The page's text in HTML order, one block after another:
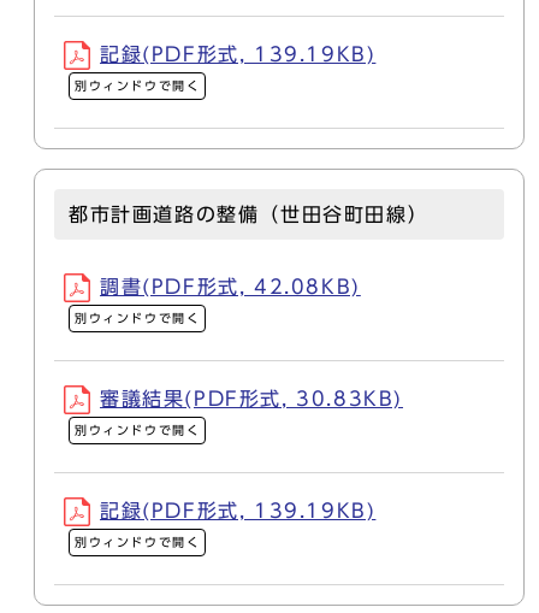
記録(PDF形式, 139.19KB)
別ウィンドウで開く
都市計画道路の整備（世田谷町田線）
調書(PDF形式, 42.08KB)
別ウィンドウで開く
審議結果(PDF形式, 30.83KB)
別ウィンドウで開く
記録(PDF形式, 139.19KB)
別ウィンドウで開く